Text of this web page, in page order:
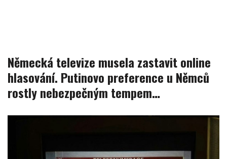
Německá televize musela zastavit online
hlasování. Putinovo preference u Němců
rostly nebezpečným tempem…